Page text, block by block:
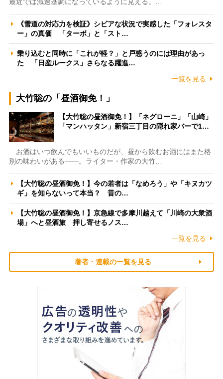
《雪道の対応力を検証》シビアな状況で実感した「フォレスタ
ー」の真価 「ターボ」と「スト…
乗り込むと同時に「これが軽？」と戸惑うのには理由があっ
た 「日産ルークス」さらなる躍進…
一覧を見る
大竹聡の「昼酒御免！」
【大竹聡の昼酒御免！】「ネグローニ」「山崎」
「マンハッタン」新宿三丁目の隠れ家バーで1…
お酒はいつ飲んでもいいものだが、昼から飲むお酒にはまた格
別の味わいがある――。ライター・作家の大竹…
【大竹聡の昼酒御免！】今の若者は「なめろう」や「キヌカツ
ギ」を知らないって本当？ 昔の…
【大竹聡の昼酒御免！】京急線で多摩川越えて「川崎の大衆酒
場」へと昼酒旅 押し寄せるノス…
一覧を見る
著者・連載の一覧を見る